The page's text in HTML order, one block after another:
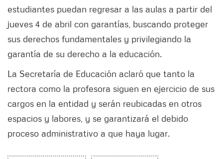
estudiantes puedan regresar a las aulas a partir del
jueves 4 de abril con garantías, buscando proteger
sus derechos fundamentales y privilegiando la
garantía de su derecho a la educación.
La Secretaría de Educación aclaró que tanto la
rectora como la profesora siguen en ejercicio de sus
cargos en la entidad y serán reubicadas en otros
espacios y labores, y se garantizará el debido
proceso administrativo a que haya lugar.